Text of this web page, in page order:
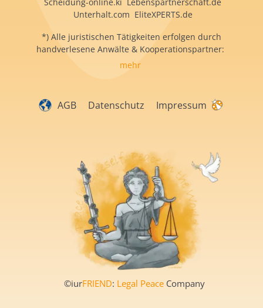
Unterhalt.com EliteXPERTS.de
*) Alle juristischen Tätigkeiten erfolgen durch
handverlesene Anwälte & Kooperationspartner:
mehr
AGB Datenschutz Impressum
©iurFRIEND: Legal Peace Company